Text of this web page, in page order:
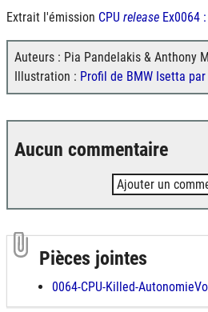
Extrait l'émission CPU release Ex0064 :
Auteurs : Pia Pandelakis & Anthony
Illustration : Profil de BMW Isetta
Aucun commentaire
Ajouter un
Pièces jointes
0064-CPU-Killed-